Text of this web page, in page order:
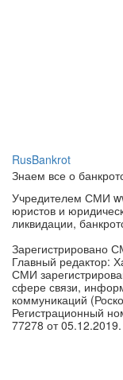
RusBankrot
Знаем все о
Учредителем СМИ
юристов и
ликвидации,
Зарегистрировано
Главный редактор:
СМИ
сфере связи,
коммуникаций
Регистрационный
77278 от 05.12.2019.